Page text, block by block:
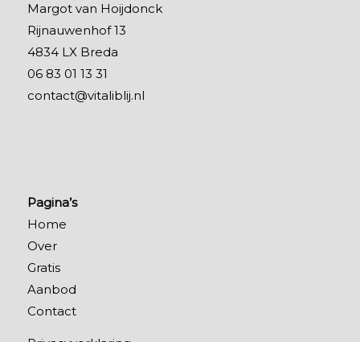
Margot van Hoijdonck
Rijnauwenhof 13
4834 LX Breda
06 83 01 13 31
contact@vitaliblij.nl
Pagina’s
Home
Over
Gratis
Aanbod
Contact